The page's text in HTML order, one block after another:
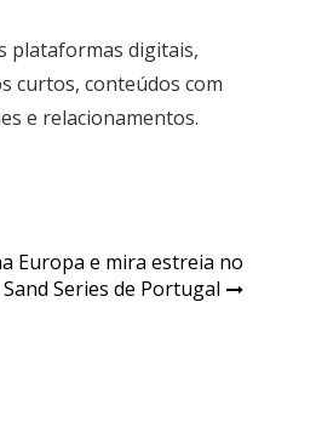
plataformas digitais,
curtos, conteúdos com
e relacionamentos.
Europa e mira estreia no
Sand Series de Portugal